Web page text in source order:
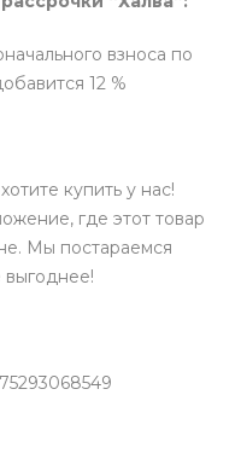
взноса по
12 %
купить у нас!
где этот товар
Мы постараемся